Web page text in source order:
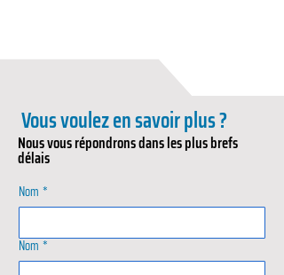
Vous voulez en savoir plus ?
Nous vous répondrons dans les plus brefs
délais
Nom *
Nom *